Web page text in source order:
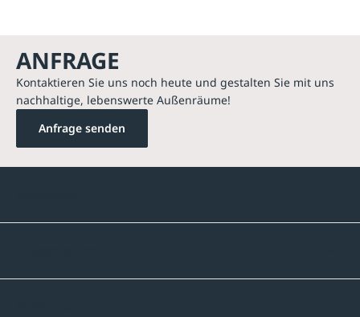
ANFRAGE
Kontaktieren Sie uns noch heute und gestalten Sie mit uns
nachhaltige, lebenswerte Außenräume!
Anfrage senden